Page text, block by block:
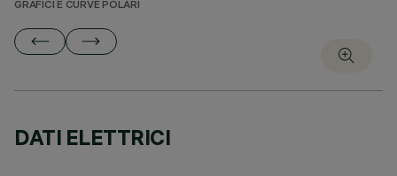
GRAFICI E CURVE POLARI
DATI ELETTRICI